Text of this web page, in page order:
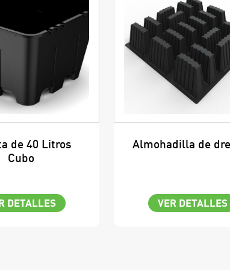
de 40 Litros
Cubo
DETALLES
Almohadilla de
VER DETALLES